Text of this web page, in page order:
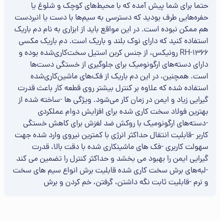
حتما برای شما پیش آمده که با محیط‌های کوچک و شلوغ یا
حفره‌هایی طرف بودید که دسترسی به سیم‌ها با دست یا انبردست
هم ممکن نبوده است. در این مواقع باید از ابزاری به نام دم باریک
استفاده کنید که دارای نوک بلند و باریک است. دم باریک مکسی
RH-1366 رونیکس، از جنس کربن استیل سخت‌کاری‌شده بوده و
دارای دسته‌های ارگونومیک برای جلوگیری از خستگی دست‌ها
است. همچنین، در این دم باریک از فک‌های ماشین‌کاری‌شده
استفاده شده که علاوه بر کنترل بیشتر روی قطعه کار باعث قدرت
گیرایی زیاد و ایمن در زمان کار می‌شود. ویژگی ها -ساخته شده از
بهترین فولاد سخت کاری شده برای افزایش دوام عملکردی
-دسته‌های ارگونومیک با روکش ضد لغزش برای کاهش خستگی
کاربر -قابلیت انتقال حداکثر انرژی با کمترین نیروی وارد شده جهت
سهولت کاربری -فک های ماشینکاری شده با دقت بالا، قدرت
گیرایی ایمن را بهبود می بخشد و حداکثر کنترل را تضمین می کند
-لبه‌های برش سخت کاری شده قابلیت برش انواع سیم های سخت
و نرم -قابلیت ثابت نگه داشتن، گرفتن، خم کردن و برش